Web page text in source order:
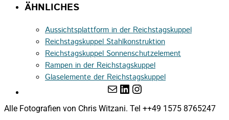
ÄHNLICHES
Aussichtsplattform in der Reichstagskuppel
Reichstagskuppel Stahlkonstruktion
Reichstagskuppel Sonnenschutzelement
Rampen in der Reichstagskuppel
Glaselemente der Reichstagskuppel
E-MailLinkedIn
Instagram
Alle Fotografien von Chris Witzani. Tel ++49 1575 8765247